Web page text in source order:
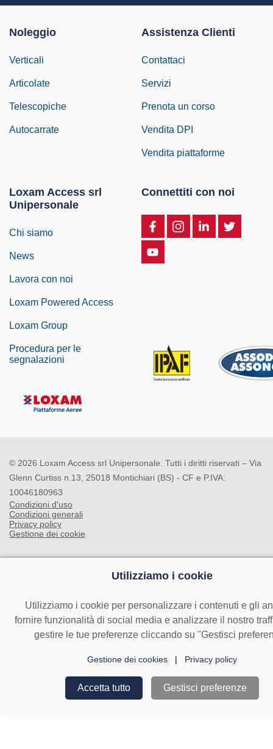
Noleggio
Verticali
Articolate
Telescopiche
Autocarrate
Assistenza Clienti
Contattaci
Servizi
Prenota un corso
Vendita DPI
Vendita piattaforme
Loxam Access srl
Unipersonale
Chi siamo
News
Lavora con noi
Loxam Powered Access
Loxam Group
Procedura per le
segnalazioni
Connettiti con noi
© 2026 Loxam Access srl Unipersonale. Tutti i diritti riservati – Via
Glenn Curtiss n.13, 25018 Montichiari (BS) - CF e P.IVA:
10046180963
Condizioni d'uso
Condizioni generali
Privacy policy
Gestione dei cookie
Utilizziamo i cookie
Utilizziamo i cookie per personalizzare i contenuti e gli
fornire funzionalità di social media e analizzare il nostro
gestire le tue preferenze cliccando su "Gestisci
Gestione dei cookies | Privacy policy
Accetta tutto Gestisci preferenze